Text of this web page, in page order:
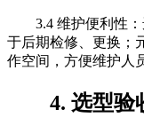
3.4 维护便利性
于后期检修、更换；
作空间，方便维护人
4. 选型验